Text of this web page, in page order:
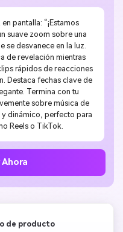
pantalla: “¡Estamos
suave zoom sobre una
se desvanece en la luz.
de revelación mientras
rápidos de reacciones
Destaca fechas clave de
Termina con tu
sobre música de
dinámico, perfecto para
Reels o TikTok.
Ahora
de producto